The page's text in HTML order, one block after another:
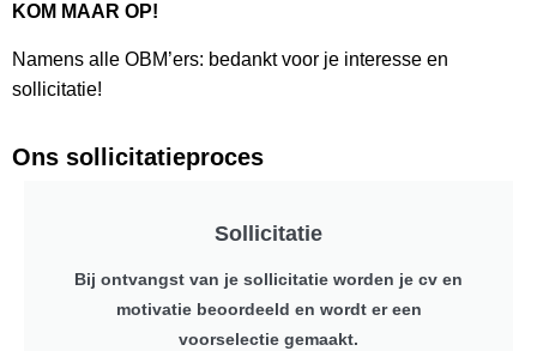
KOM MAAR OP!
Namens alle OBM’ers: bedankt voor je interesse en
sollicitatie!
Ons sollicitatieproces
Sollicitatie
Bij ontvangst van je sollicitatie worden je cv en
motivatie beoordeeld en wordt er een
voorselectie gemaakt.